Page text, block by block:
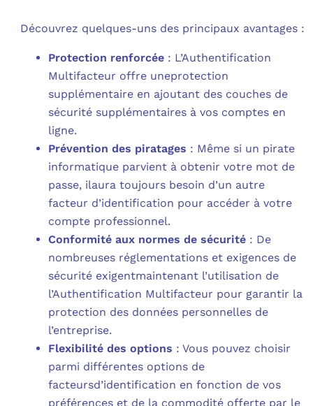
Découvrez quelques-uns des principaux avantages :
Protection renforcée : L’Authentification
Multifacteur offre uneprotection
supplémentaire en ajoutant des couches de
sécurité supplémentaires à vos comptes en
ligne.
Prévention des piratages : Même si un pirate
informatique parvient à obtenir votre mot de
passe, ilaura toujours besoin d’un autre
facteur d’identification pour accéder à votre
compte professionnel.
Conformité aux normes de sécurité : De
nombreuses réglementations et exigences de
sécurité exigentmaintenant l’utilisation de
l’Authentification Multifacteur pour garantir la
protection des données personnelles de
l’entreprise.
Flexibilité des options : Vous pouvez choisir
parmi différentes options de
facteursd’identification en fonction de vos
préférences et de la commodité offerte par le